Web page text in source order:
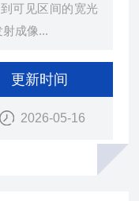
可见区间的宽光
成像...
更新时间
2026-05-16